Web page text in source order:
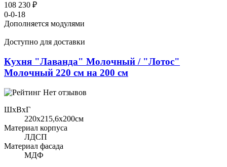
108 230 ₽
0-0-18
Дополняется модулями
Доступно для доставки
Кухня "Лаванда" Молочный / "Лотос"
Молочный 220 см на 200 см
Нет отзывов
ШхВхГ
220x215,6х200см
Материал корпуса
ЛДСП
Материал фасада
МДФ